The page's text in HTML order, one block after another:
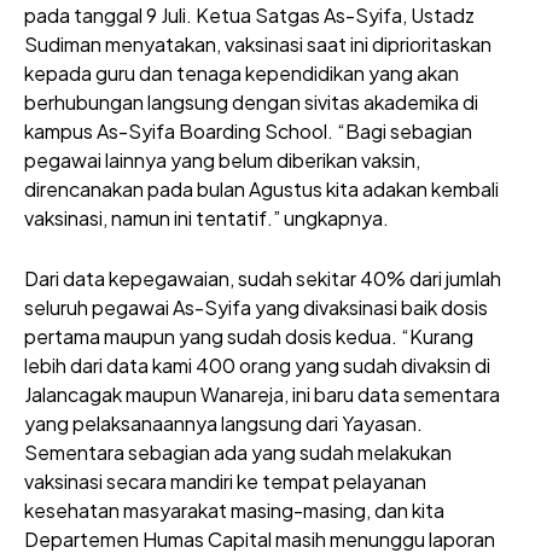
pada tanggal 9 Juli. Ketua Satgas As-Syifa, Ustadz
Sudiman menyatakan, vaksinasi saat ini diprioritaskan
kepada guru dan tenaga kependidikan yang akan
berhubungan langsung dengan sivitas akademika di
kampus As-Syifa Boarding School. “Bagi sebagian
pegawai lainnya yang belum diberikan vaksin,
direncanakan pada bulan Agustus kita adakan kembali
vaksinasi, namun ini tentatif.” ungkapnya.
Dari data kepegawaian, sudah sekitar 40% dari jumlah
seluruh pegawai As-Syifa yang divaksinasi baik dosis
pertama maupun yang sudah dosis kedua. “Kurang
lebih dari data kami 400 orang yang sudah divaksin di
Jalancagak maupun Wanareja, ini baru data sementara
yang pelaksanaannya langsung dari Yayasan.
Sementara sebagian ada yang sudah melakukan
vaksinasi secara mandiri ke tempat pelayanan
kesehatan masyarakat masing-masing, dan kita
Departemen Humas Capital masih menunggu laporan